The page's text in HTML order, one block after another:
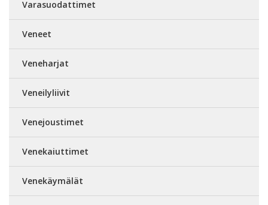
Varasuodattimet
Veneet
Veneharjat
Veneilyliivit
Venejoustimet
Venekaiuttimet
Venekäymälät